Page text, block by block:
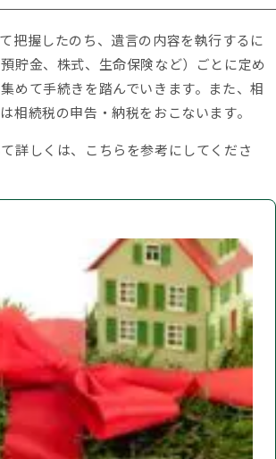
把握したのち、遺言の内容を執行するに
貯金、株式、生命保険など）ごとに定め
めて手続きを踏んでいきます。また、相
相続税の申告・納税をおこないます。
詳しくは、こちらを参考にしてくださ